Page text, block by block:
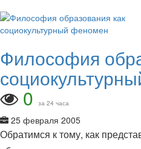
Философия
0 за 24 часа
25 февраля 2005
Обратимся к тому, как